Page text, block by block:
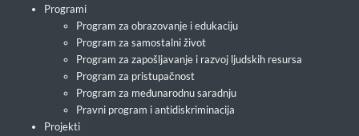
Programi
Program za obrazovanje i edukaciju
Program za samostalni život
Program za zapošljavanje i razvoj ljudskih resursa
Program za pristupačnost
Program za međunarodnu saradnju
Pravni program i antidiskriminacija
Projekti